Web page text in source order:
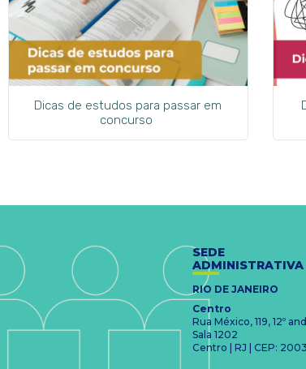
Dicas de estudos para passar em
concurso
SEDE
ADMINISTRATIVA
RIO DE JANEIRO
Centro
Rua México, 119, 12º
Sala 1202
Centro | RJ | CEP: